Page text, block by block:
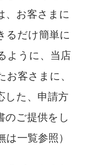
、お客さまに
るだけ簡単に
ように、当店
お客さまに、
した、申請方
のご提供をし
一覧参照）